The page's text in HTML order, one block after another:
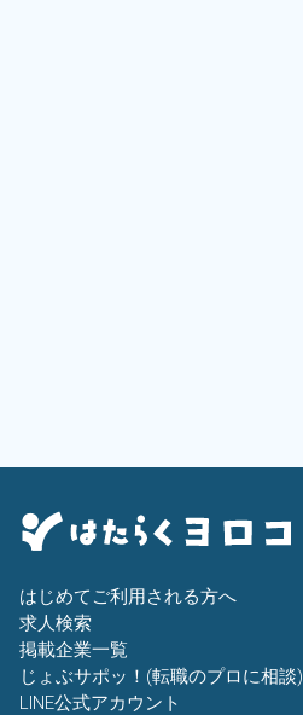
はじめてご利用される方へ
求人検索
掲載企業一覧
じょぶサポッ！(転職のプロに相談)
LINE公式アカウント